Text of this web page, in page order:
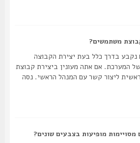
משתמשים?
בדרך כלל בעת יצירת הקבוצה
אם אתה מעונין ביצירת קבוצת
ליצור קשר עם המנהל הראשי. נסה
מופיעות בצבעים שונים?